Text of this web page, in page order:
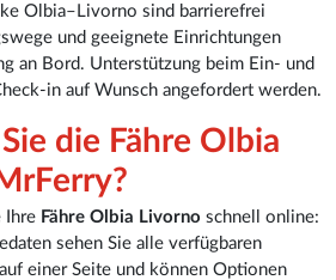
Olbia–Livorno sind barrierefrei
und geeignete Einrichtungen
an Bord. Unterstützung beim Ein- und
in auf Wunsch angefordert werden.
die Fähre Olbia
Ihre Fähre Olbia Livorno schnell online:
sehen Sie alle verfügbaren
einer Seite und können Optionen